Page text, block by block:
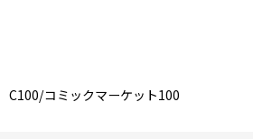
C100/コミックマーケット100